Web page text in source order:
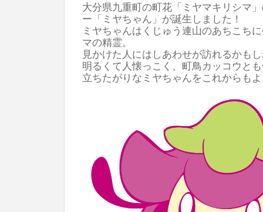
大分県九重町の町花「ミヤマキリシマ
ー「ミヤちゃん」が誕生しました！
ミヤちゃんはくじゅう連山のあちこち
マの精霊。
見かけた人にはしあわせが訪れるかも
明るくて人懐っこく、町鳥カッコウと
立ちたがりなミヤちゃんをこれからも